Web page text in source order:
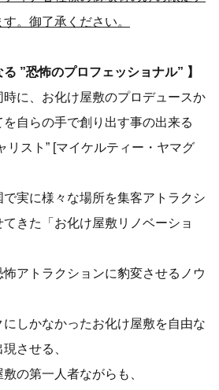
。御了承ください。
”恐怖のプロフェッショナル” 】
に、お化け屋敷のプロデュースか
自らの手で創り出す事の出来る
リスト” [マイケルティー・ヤマグ
で実に様々な場所を集客アトラクシ
きた「お化け屋敷リノベーショ
アトラクションに豹変させるノウ
しかなかったお化け屋敷を自由な
させる、
の第一人者ながらも、